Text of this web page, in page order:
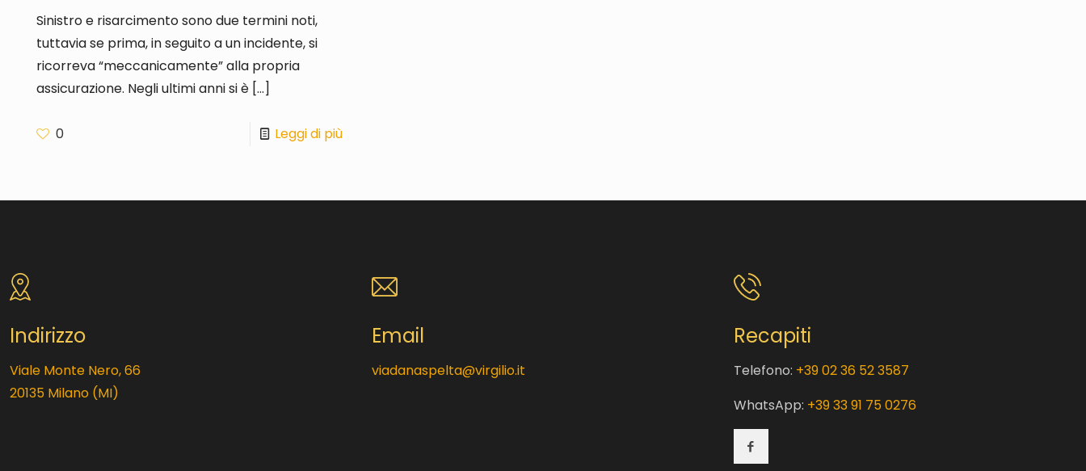
Sinistro e risarcimento sono due termini noti,
tuttavia se prima, in seguito a un incidente, si
ricorreva “meccanicamente” alla propria
assicurazione. Negli ultimi anni si è […]
0 Leggi di più
Indirizzo
Viale Monte Nero, 66
20135 Milano (MI)
Email
viadanaspelta@virgilio.it
Recapiti
Telefono: +39 02 36 52 3587
WhatsApp: +39 33 91 75 0276